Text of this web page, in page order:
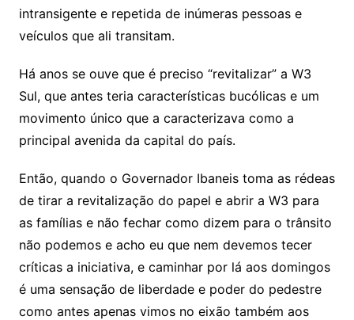
intransigente e repetida de inúmeras pessoas e
veículos que ali transitam.
Há anos se ouve que é preciso “revitalizar” a W3
Sul, que antes teria características bucólicas e um
movimento único que a caracterizava como a
principal avenida da capital do país.
Então, quando o Governador Ibaneis toma as rédeas
de tirar a revitalização do papel e abrir a W3 para
as famílias e não fechar como dizem para o trânsito
não podemos e acho eu que nem devemos tecer
críticas a iniciativa, e caminhar por lá aos domingos
é uma sensação de liberdade e poder do pedestre
como antes apenas vimos no eixão também aos